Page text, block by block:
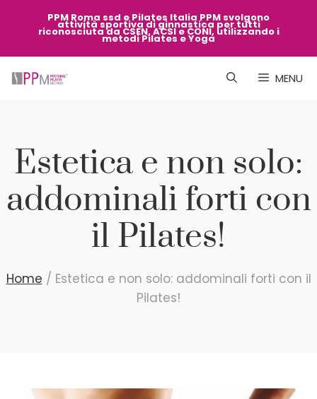
PPM Roma ssd e Pilates Italia PPM svolgono
attività sportiva di ginnastica per tutti
riconosciuta da CSEN, ACSI e CONI, utilizzando i
metodi Pilates e Yoga
MENU
Estetica e non solo:
addominali forti con
il Pilates!
Home / Estetica e non solo: addominali forti con il
Pilates!